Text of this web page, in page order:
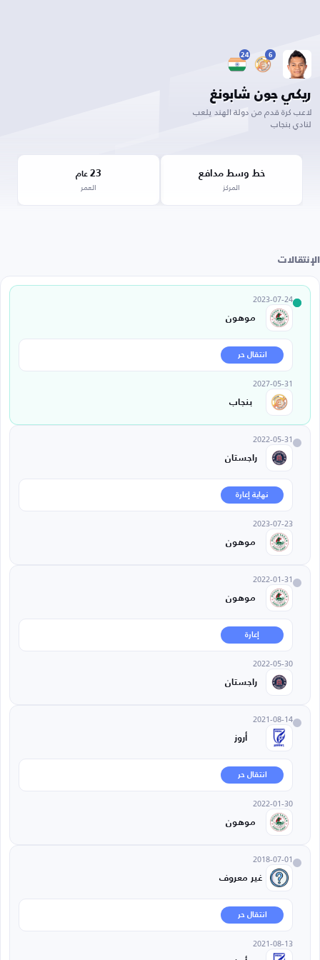
6
24
ريكي جون شابونغ
لاعب كرة قدم من دولة الهند يلعب
لنادي بنجاب
خط وسط مدافع
المركز
23 عام
العمر
الإنتقالات
2023-07-24
موهون
انتقال حر
2027-05-31
بنجاب
2022-05-31
راجستان
نهاية إعارة
2023-07-23
موهون
2022-01-31
موهون
إعارة
2022-05-30
راجستان
2021-08-14
أروز
انتقال حر
2022-01-30
موهون
2018-07-01
غير معروف
انتقال حر
2021-08-13